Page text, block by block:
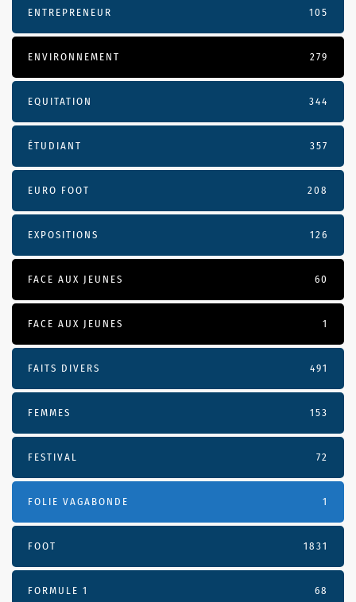
ENTREPRENEUR 105
ENVIRONNEMENT 279
EQUITATION 344
ÉTUDIANT 357
EURO FOOT 208
EXPOSITIONS 126
FACE AUX JEUNES 60
FACE AUX JEUNES 1
FAITS DIVERS 491
FEMMES 153
FESTIVAL 72
FOLIE VAGABONDE 1
FOOT 1831
FORMULE 1 68